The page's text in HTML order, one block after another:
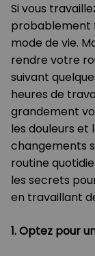
Si vous
probablement
mode de vie.
rendre votre
suivant
heures de
grandement
les douleurs et
changements
routine
les secrets
en travaillant
1.Optez pour